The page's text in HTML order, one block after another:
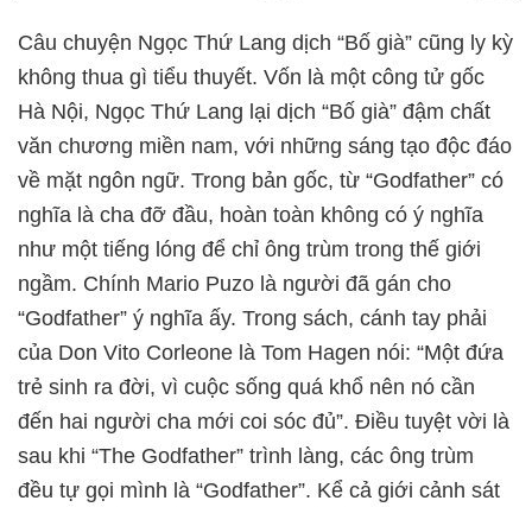
Câu chuyện Ngọc Thứ Lang dịch “Bố già” cũng ly kỳ
không thua gì tiểu thuyết. Vốn là một công tử gốc
Hà Nội, Ngọc Thứ Lang lại dịch “Bố già” đậm chất
văn chương miền nam, với những sáng tạo độc đáo
về mặt ngôn ngữ. Trong bản gốc, từ “Godfather” có
nghĩa là cha đỡ đầu, hoàn toàn không có ý nghĩa
như một tiếng lóng để chỉ ông trùm trong thế giới
ngầm. Chính Mario Puzo là người đã gán cho
“Godfather” ý nghĩa ấy. Trong sách, cánh tay phải
của Don Vito Corleone là Tom Hagen nói: “Một đứa
trẻ sinh ra đời, vì cuộc sống quá khổ nên nó cần
đến hai người cha mới coi sóc đủ”. Điều tuyệt vời là
sau khi “The Godfather” trình làng, các ông trùm
đều tự gọi mình là “Godfather”. Kể cả giới cảnh sát